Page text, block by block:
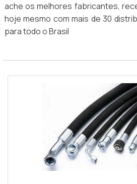
ache os melhores fabricantes,
hoje mesmo com mais de 30
para todo o Brasil